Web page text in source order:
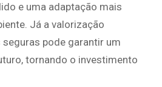
e uma adaptação mais
Já a valorização
pode garantir um
tornando o investimento